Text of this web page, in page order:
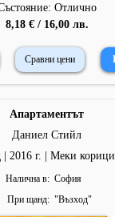
Отлично
8,18 € / 16,00 лв.
Сравни цени
Апартаментът
Даниел Стийл
| 2016 г. | Меки корици
Налична в
София
При щанд
"Възход"